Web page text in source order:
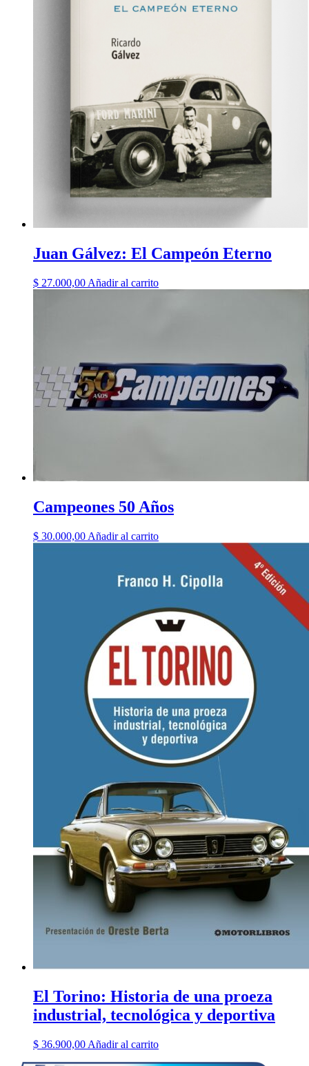
Juan Gálvez: El Campeón Eterno
$ 27.000,00 Añadir al carrito
Campeones 50 Años
$ 30.000,00 Añadir al carrito
El Torino: Historia de una proeza
industrial, tecnológica y deportiva
$ 36.900,00 Añadir al carrito